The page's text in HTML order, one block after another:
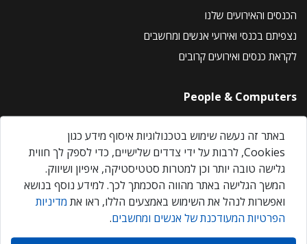
הכנסים והאירועים שלנו
נצפיתם בכנסי ואירועי אנשים ומחשבים
לקראת כנסים ואירועים קרובים
People & Computers
About Us
Privacy Policy
Contact Us
Our Events
אנשים ומחשבים © 2026 – כל הזכויות שמורות
באתר זה נעשה שימוש בטכנולוגיות איסוף מידע כגון
Cookies, לרבות על ידי צדדים שלישיים, כדי לספק לך חווית
גלישה טובה יותר וכן למטרות סטטיסטיקה, איפיון ושיווק.
המשך הגלישה באתר מהווה הסכמתך לכך. למידע נוסף בנושא
ואפשרות לנהל את השימוש באמצעים הללו, ראו את מדיניות
הפרטיות המעודכנת של אנשים ומחשבים.